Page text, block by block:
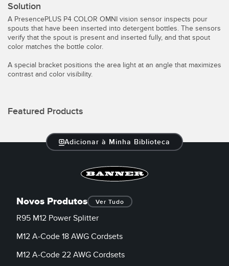
Slot, Label, and Area Detection Sensors
Sensores de Marca de Registro, Cor e Luminescência
Sensores de Temperatura e Vibração
Vibration Sensors
ACESSÓRIOS
Cabos
Monitoramento Remoto
Overall Equipment Effectiveness (OEE)
Monitoramento de Nível de Tanques
Solution
A PresencePLUS P4 COLOR OMNI vision sensor inspects pour
spouts that have been inserted into detergent bottles. The sensors
verify that the spout is present and inserted fully, and that spout
color matches the bottle color.
A special bracket positions the area light at an angle that maximizes
contrast and color visibility.
Featured Products
Adicionar à Minha Biblioteca
Novos Produtos Ver Tudo
R95 M12 Power Splitter
M12 A-Code 18 AWG Cordsets
M12 A-Code 22 AWG Cordsets